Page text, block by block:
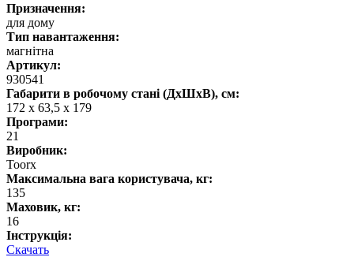
Призначення:
для дому
Тип навантаження:
магнітна
Артикул:
930541
Габарити в робочому стані (ДхШхВ), см:
172 х 63,5 х 179
Програми:
21
Виробник:
Toorx
Максимальна вага користувача, кг:
135
Маховик, кг:
16
Інструкція:
Скачать